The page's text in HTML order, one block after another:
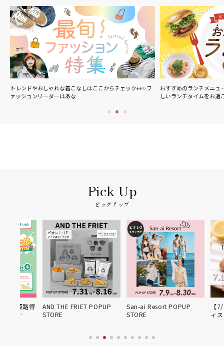
トレンドやおしゃれな着こなしはここからチェック👀✨フ
ァッションリーダーはあな…
おすすめのランチメニュ
しいランチタイムをお
ピックアップ
姫路得
AND THE FRIET POPUP
STORE
San-ai Resort POPUP
STORE
【7/15
ィスリ